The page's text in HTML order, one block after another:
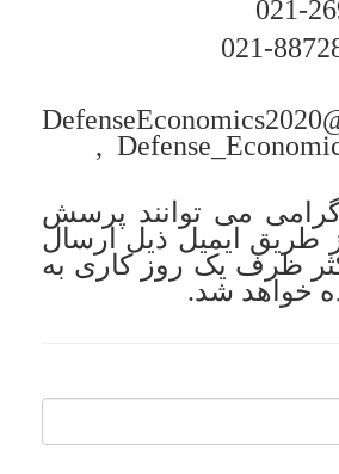
,
می توانند پرسش
طریق ایمیل ذیل ارسال
ظرف یک روز کاری به
خواهد شد.